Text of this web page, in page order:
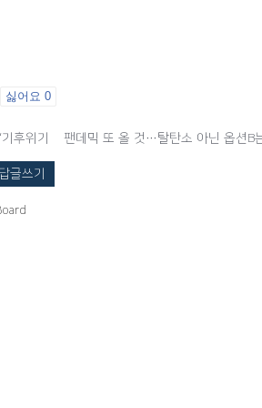
싫어요 0
후위기發 팬데믹 또 올 것…탈탄소 아닌 옵션B
답글쓰기